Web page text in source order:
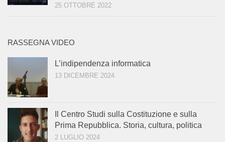
25 OTTOBRE 2022
RASSEGNA VIDEO
L’indipendenza informatica
13 DICEMBRE 2024
Il Centro Studi sulla Costituzione e sulla
Prima Repubblica. Storia, cultura, politica
2 LUGLIO 2024